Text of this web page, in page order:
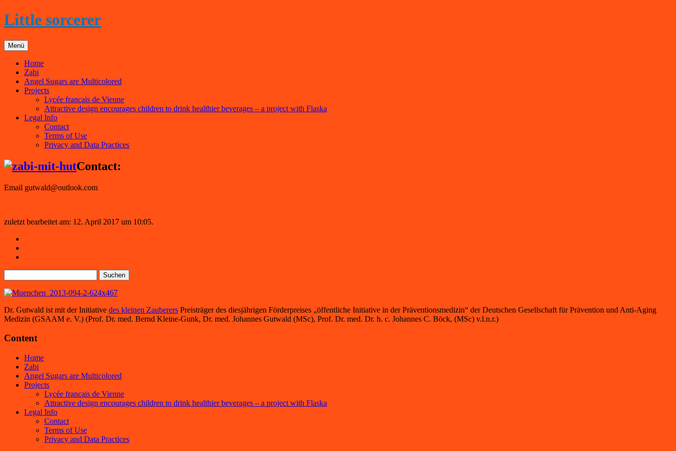
Zum
Inhalt
Little sorcerer
Menü
Home
Zabi
Angel Sugars are Multicolored
Projects
Lycée français de Vienne
Attractive design encourages children to drink healthier beverages – a project with Flaska
Legal Info
Contact
Terms of Use
Privacy and Data Practices
Contact:
Email gutwald@outlook.com
zuletzt bearbeitet am: 12. April 2017 um 10:05.
nach:
Dr. Gutwald ist mit der Initiative des kleinen Zauberers Preisträger des diesjährigen Förderpreises „öffentliche Initiative in der Präventionsmedizin“ der Deutschen Gesellschaft für Prävention und Anti-Aging
Medizin (GSAAM e. V.) (Prof. Dr. med. Bernd Kleine-Gunk, Dr. med. Johannes Gutwald (MSc), Prof. Dr. med. Dr. h. c. Johannes C. Böck, (MSc) v.l.n.r.)
Content
Home
Zabi
Angel Sugars are Multicolored
Projects
Lycée français de Vienne
Attractive design encourages children to drink healthier beverages – a project with Flaska
Legal Info
Contact
Terms of Use
Privacy and Data Practices